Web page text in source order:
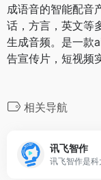
成语音的智能配音
话，方言，英文等
生成音频。是一款
告宣传片，短视频
相关导航
讯飞智作